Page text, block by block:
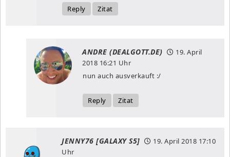
Reply Zitat
ANDRE (DEALGOTT.DE)
19. April
2018 16:21 Uhr
nun auch ausverkauft :/
Reply Zitat
JENNY76 [GALAXY S5] 19. April 2018 17:10
Uhr